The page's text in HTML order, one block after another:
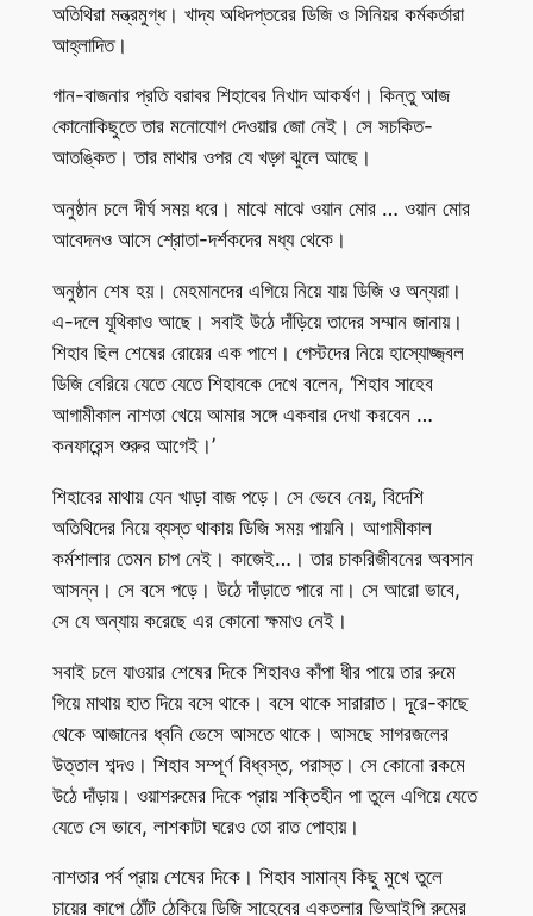
অতিথিরা মন্ত্রমুগ্ধ। খাদ্য অধিদপ্তরের ডিজি ও সিনিয়র কর্মকর্তারা
আহ্লাদিত।
গান-বাজনার প্রতি বরাবর শিহাবের নিখাদ আকর্ষণ। কিন্তু আজ
কোনোকিছুতে তার মনোযোগ দেওয়ার জো নেই। সে সচকিত-
আতঙ্কিত। তার মাথার ওপর যে খড়্গ ঝুলে আছে।
অনুষ্ঠান চলে দীর্ঘ সময় ধরে। মাঝে মাঝে ওয়ান মোর … ওয়ান মোর
আবেদনও আসে শ্রোতা-দর্শকদের মধ্য থেকে।
অনুষ্ঠান শেষ হয়। মেহমানদের এগিয়ে নিয়ে যায় ডিজি ও অন্যরা।
এ-দলে যূথিকাও আছে। সবাই উঠে দাঁড়িয়ে তাদের সম্মান জানায়।
শিহাব ছিল শেষের রোয়ের এক পাশে। গেস্টদের নিয়ে হাস্যোজ্জ্বল
ডিজি বেরিয়ে যেতে যেতে শিহাবকে দেখে বলেন, ‘শিহাব সাহেব
আগামীকাল নাশতা খেয়ে আমার সঙ্গে একবার দেখা করবেন …
কনফারেন্স শুরুর আগেই।’
শিহাবের মাথায় যেন খাড়া বাজ পড়ে। সে ভেবে নেয়, বিদেশি
অতিথিদের নিয়ে ব্যস্ত থাকায় ডিজি সময় পায়নি। আগামীকাল
কর্মশালার তেমন চাপ নেই। কাজেই…। তার চাকরিজীবনের অবসান
আসন্ন। সে বসে পড়ে। উঠে দাঁড়াতে পারে না। সে আরো ভাবে,
সে যে অন্যায় করেছে এর কোনো ক্ষমাও নেই।
সবাই চলে যাওয়ার শেষের দিকে শিহাবও কাঁপা ধীর পায়ে তার রুমে
গিয়ে মাথায় হাত দিয়ে বসে থাকে। বসে থাকে সারারাত। দূরে-কাছে
থেকে আজানের ধ্বনি ভেসে আসতে থাকে। আসছে সাগরজলের
উত্তাল শব্দও। শিহাব সম্পূর্ণ বিধ্বস্ত, পরাস্ত। সে কোনো রকমে
উঠে দাঁড়ায়। ওয়াশরুমের দিকে প্রায় শক্তিহীন পা তুলে এগিয়ে যেতে
যেতে সে ভাবে, লাশকাটা ঘরেও তো রাত পোহায়।
নাশতার পর্ব প্রায় শেষের দিকে। শিহাব সামান্য কিছু মুখে তুলে
চায়ের কাপে ঠোঁট ঠেকিয়ে ডিজি সাহেবের একতলার ভিআইপি রুমের